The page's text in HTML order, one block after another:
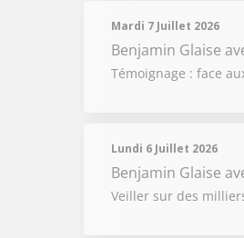
Mardi 7 Juillet 2026
Benjamin Glaise
Témoignage : face
Lundi 6 Juillet 2026
Benjamin Glaise
Veiller sur des